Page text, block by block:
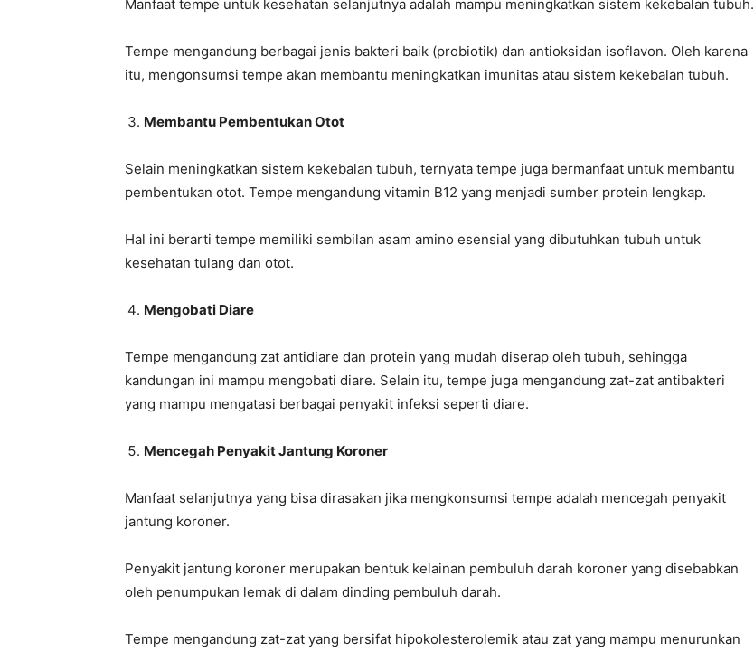
Manfaat tempe untuk kesehatan selanjutnya adalah mampu meningkatkan sistem kekebalan tubuh.
Tempe mengandung berbagai jenis bakteri baik (probiotik) dan antioksidan isoflavon. Oleh karena
itu, mengonsumsi tempe akan membantu meningkatkan imunitas atau sistem kekebalan tubuh.
Membantu Pembentukan Otot
Selain meningkatkan sistem kekebalan tubuh, ternyata tempe juga bermanfaat untuk membantu
pembentukan otot. Tempe mengandung vitamin B12 yang menjadi sumber protein lengkap.
Hal ini berarti tempe memiliki sembilan asam amino esensial yang dibutuhkan tubuh untuk
kesehatan tulang dan otot.
Mengobati Diare
Tempe mengandung zat antidiare dan protein yang mudah diserap oleh tubuh, sehingga
kandungan ini mampu mengobati diare. Selain itu, tempe juga mengandung zat-zat antibakteri
yang mampu mengatasi berbagai penyakit infeksi seperti diare.
Mencegah Penyakit Jantung Koroner
Manfaat selanjutnya yang bisa dirasakan jika mengkonsumsi tempe adalah mencegah penyakit
jantung koroner.
Penyakit jantung koroner merupakan bentuk kelainan pembuluh darah koroner yang disebabkan
oleh penumpukan lemak di dalam dinding pembuluh darah.
Tempe mengandung zat-zat yang bersifat hipokolesterolemik atau zat yang mampu menurunkan